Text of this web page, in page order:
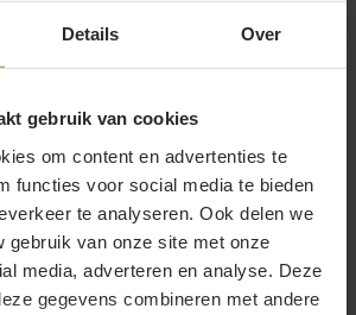
Details Over
gebruik van cookies
om content en advertenties te
functies voor social media te bieden
te analyseren. Ook delen we
gebruik van onze site met onze
media, adverteren en analyse. Deze
gegevens combineren met andere